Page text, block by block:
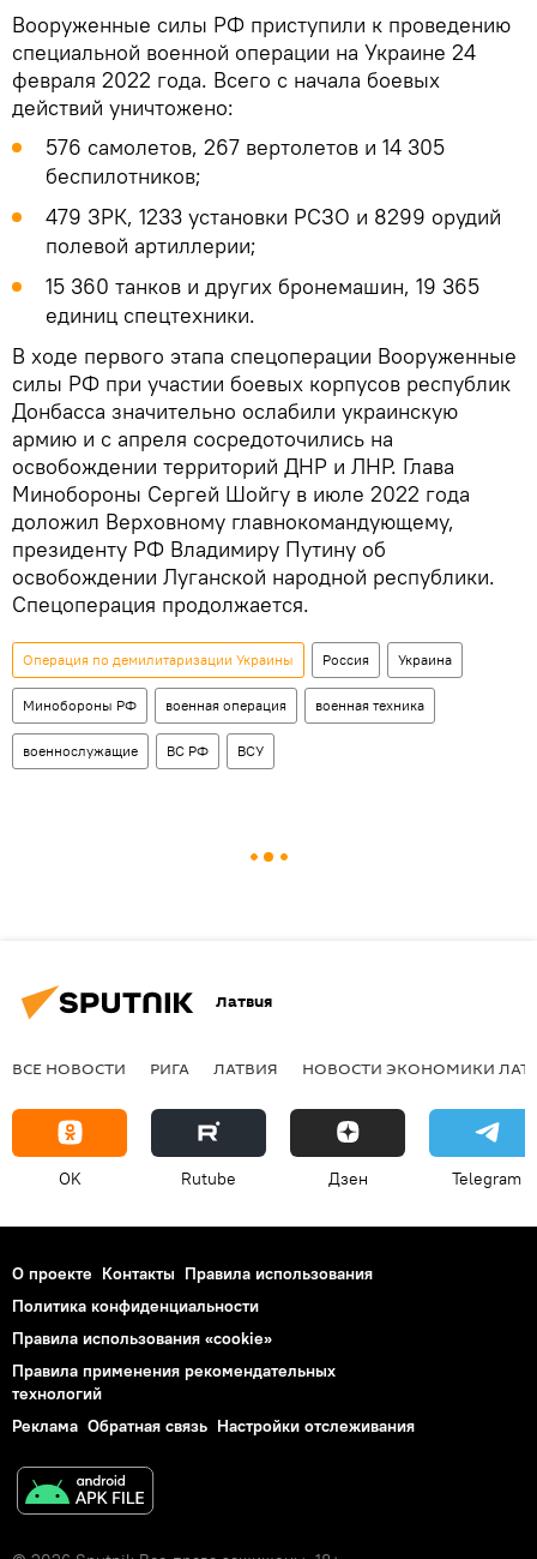
Вооруженные силы РФ приступили к проведению
специальной военной операции на Украине 24
февраля 2022 года. Всего с начала боевых
действий уничтожено:
576 самолетов, 267 вертолетов и 14 305
беспилотников;
479 ЗРК, 1233 установки РСЗО и 8299 орудий
полевой артиллерии;
15 360 танков и других бронемашин, 19 365
единиц спецтехники.
В ходе первого этапа спецоперации Вооруженные
силы РФ при участии боевых корпусов республик
Донбасса значительно ослабили украинскую
армию и с апреля сосредоточились на
освобождении территорий ДНР и ЛНР. Глава
Минобороны Сергей Шойгу в июле 2022 года
доложил Верховному главнокомандующему,
президенту РФ Владимиру Путину об
освобождении Луганской народной республики.
Спецоперация продолжается.
Операция по демилитаризации Украины Россия Украина
Минобороны РФ военная операция военная техника
военнослужащие ВС РФ ВСУ
Латвия
ВСЕ НОВОСТИ РИГА ЛАТВИЯ НОВОСТИ ЭКОНОМИКИ
OK Rutube Дзен Telegram
О проекте Контакты Правила использования
Политика конфиденциальности
Правила использования «cookie»
Правила применения рекомендательных
технологий
Реклама Обратная связь Настройки отслеживания